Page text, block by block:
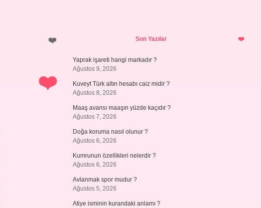
SidebarSon Yazılar
Yaprak işareti hangi markadır ?
Ağustos 9, 2026
Kuveyt Türk altın hesabı caiz midir ?
Ağustos 8, 2026
Maaş avansı maaşın yüzde kaçıdır ?
Ağustos 7, 2026
Doğa koruma nasıl olunur ?
Ağustos 6, 2026
Kumrunun özellikleri nelerdir ?
Ağustos 6, 2026
Avlanmak spor mudur ?
Ağustos 5, 2026
Atiye isminin kurandaki anlamı ?